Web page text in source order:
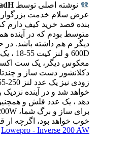
نوشته اصلی توسط
عرض سلام خدمت
بنده قصد خرید کیف دارم
متوسط بودم که در آینده
دیگر م هم داشته باشد. در
معکوس دیگر، یک ست
دکلانشور دست ساز و
خواهد شد و در آینده نزدیک
دهد ، یک عدد فلش و همچنین
خوب خواهد بود، اگرچه ار
Lowepro - Inverse 200 AW